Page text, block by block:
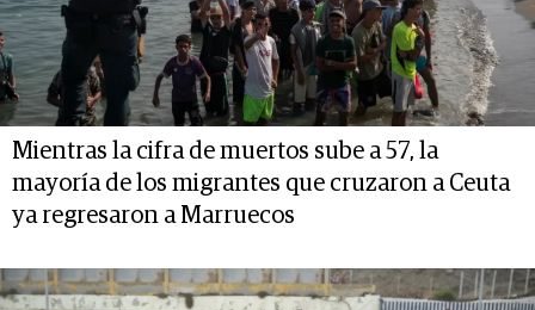
Mientras la cifra de muertos sube a 57, la
mayoría de los migrantes que cruzaron a Ceuta
ya regresaron a Marruecos